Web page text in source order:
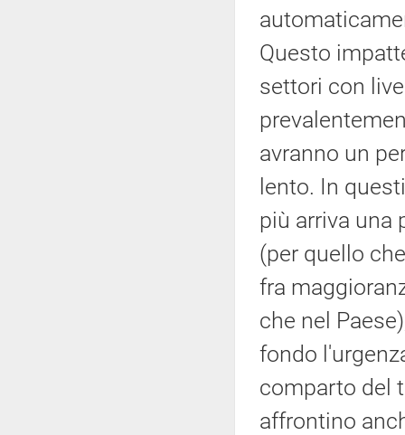
Questo
settori con
avranno un
lento. In
più arriva una
(per quello
fra
che nel
fondo
comparto del
affrontino